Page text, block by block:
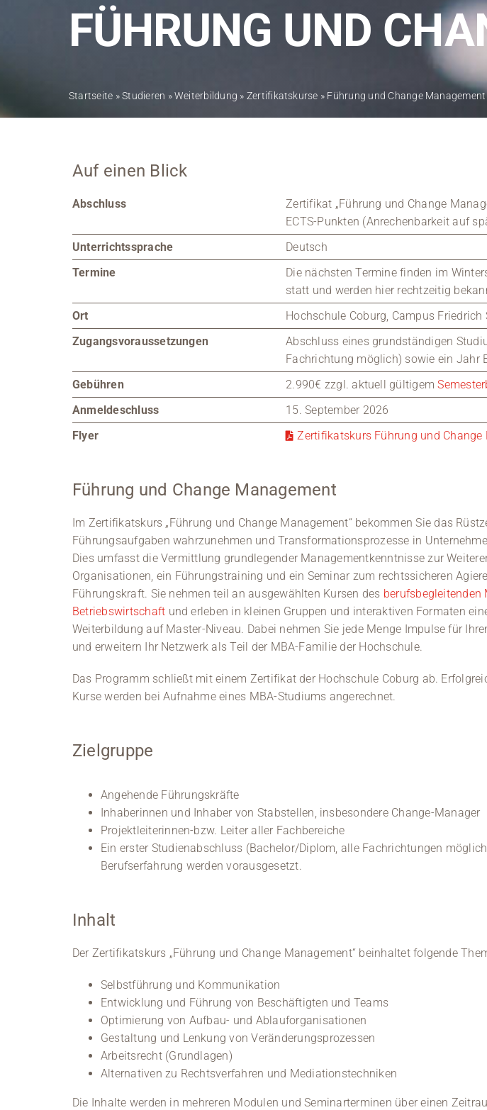
FÜHRUNG UND
Startseite »Studieren »Weiterbildung » Zertifikatskurse » Führung und Change Management
Auf einen Blick
Abschluss
Zertifikat „Führung und Change
ECTS-Punkten (Anrechenbarkeit auf
Unterrichtssprache
Deutsch
Termine
Die nächsten Termine finden im
statt und werden hier rechtzeitig
Ort
Hochschule Coburg, Campus Friedrich
Zugangsvoraussetzungen
Abschluss eines grundständigen
Fachrichtung möglich) sowie ein Jahr
Gebühren
2.990€ zzgl. aktuell gültigem
Anmeldeschluss
15. September 2026
Flyer
Zertifikatskurs Führung und Change
Führung und Change Management
Im Zertifikatskurs „Führung und Change Management“ bekommen Sie das
Führungsaufgaben wahrzunehmen und Transformationsprozesse in
Dies umfasst die Vermittlung grundlegender Managementkenntnisse zur
Organisationen, ein Führungstraining und ein Seminar zum rechtssicheren
Führungskraft. Sie nehmen teil an ausgewählten Kursen des berufsbegleitenden
Betriebswirtschaft und erleben in kleinen Gruppen und interaktiven Formaten
Weiterbildung auf Master-Niveau. Dabei nehmen Sie jede Menge Impulse für
und erweitern Ihr Netzwerk als Teil der MBA-Familie der Hochschule.
Das Programm schließt mit einem Zertifikat der Hochschule Coburg ab.
Kurse werden bei Aufnahme eines MBA-Studiums angerechnet.
Zielgruppe
Angehende Führungskräfte
Inhaberinnen und Inhaber von Stabstellen, insbesondere Change-Manager
Projektleiterinnen-bzw. Leiter aller Fachbereiche
Ein erster Studienabschluss (Bachelor/Diplom, alle Fachrichtungen
Berufserfahrung werden vorausgesetzt.
Inhalt
Der Zertifikatskurs „Führung und Change Management“ beinhaltet folgende
Selbstführung und Kommunikation
Entwicklung und Führung von Beschäftigten und Teams
Optimierung von Aufbau- und Ablauforganisationen
Gestaltung und Lenkung von Veränderungsprozessen
Arbeitsrecht (Grundlagen)
Alternativen zu Rechtsverfahren und Mediationstechniken
Die Inhalte werden in mehreren Modulen und Seminarterminen über einen